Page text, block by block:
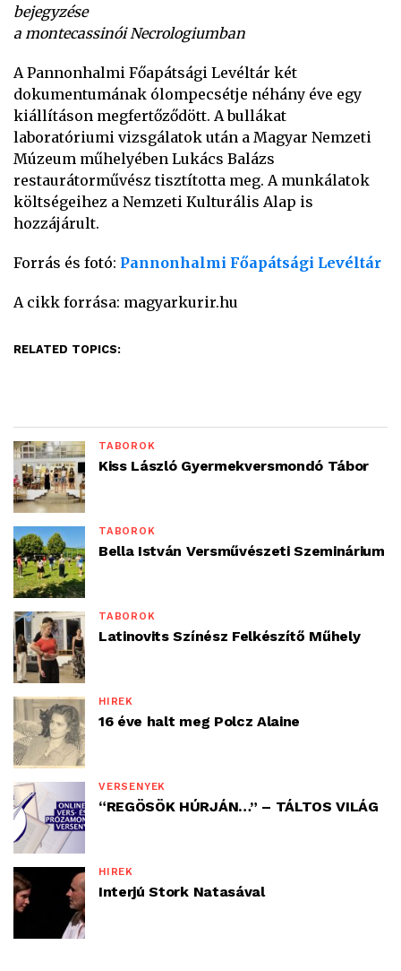
bejegyzése
a montecassinói Necrologiumban
A Pannonhalmi Főapátsági Levéltár két
dokumentumának ólompecsétje néhány éve egy
kiállításon megfertőződött. A bullákat
laboratóriumi vizsgálatok után a Magyar Nemzeti
Múzeum műhelyében Lukács Balázs
restaurátorművész tisztította meg. A munkálatok
költségeihez a Nemzeti Kulturális Alap is
hozzájárult.
Forrás és fotó: Pannonhalmi Főapátsági Levéltár
A cikk forrása: magyarkurir.hu
RELATED TOPICS:
TÁBOROK
Kiss László Gyermekversmondó Tábor
TÁBOROK
Bella István Versművészeti Szeminárium
TÁBOROK
Latinovits Színész Felkészítő Műhely
HÍREK
16 éve halt meg Polcz Alaine
VERSENYEK
“REGÖSÖK HÚRJÁN…” – TÁLTOS VILÁG
HÍREK
Interjú Stork Natasával